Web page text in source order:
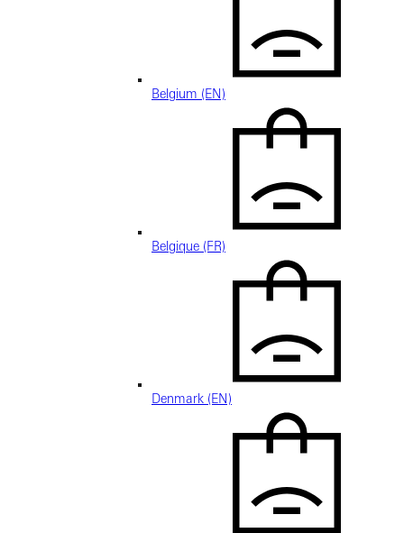
Belgium (EN)
Belgique (FR)
Denmark (EN)